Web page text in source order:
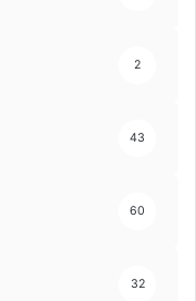
2
43
60
32